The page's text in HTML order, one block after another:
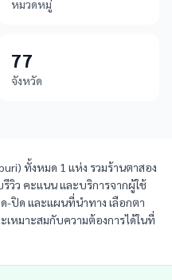
หมวดหมู่
77
จังหวัด
ทั้งหมด 1 แห่ง รวมร้านตาสอง
วิว คะแนน และบริการจากผู้ใช้
-ปิด และแผนที่นำทาง เลือกตา
หมาะสมกับความต้องการได้ในที่